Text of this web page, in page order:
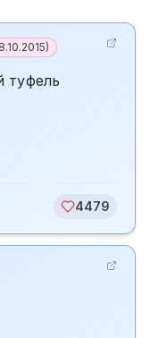
)
туфель
4479